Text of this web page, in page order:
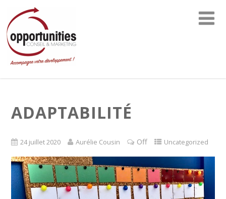
ADAPTABILITÉ
24 juillet 2020 Aurélie Cousin Off Uncategorized